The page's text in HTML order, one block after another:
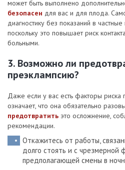
может быть выполнено
безопасен для вас и для плода.
диагностику без показаний в
поскольку это повышает риск
больными.
3. Возможно ли
преэклампсию?
Даже если у вас есть факторы риска
означает, что она обязательно
предотвратить это осложнение,
рекомендации.
Откажитесь от работы,
долго стоять и с чрезмерной
предполагающей смены в